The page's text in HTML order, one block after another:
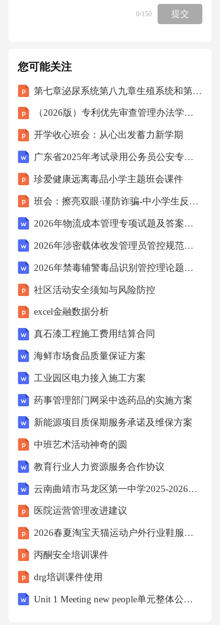
0/150 提交
您可能关注
第七章泌尿系统第八九章生殖系统和第十章腹膜与腹膜腔
（2026版）专利优先审查管理办法学习与解读
开学收心班会：从心出发蓄力新学期
广东省2025年考试录用公务员公安专业和申论强化练习题及答案
珍爱健康远离毒品小学主题班会课件
班会：擦亮双眼·谨防诈骗-中小学生反诈宣传
2026年物流成本管理专项试题及答案解析
2026年涉密载体收发管理员管控规范模拟试卷答案
2026年禁毒辅警毒品识别管控理论题库完整答案
社区活动安全须知与风险防控
excel金融数据分析
真石漆工程施工费用结算合同
海鲜市场食品质量保证方案
工业园区电力接入施工方案
药事管理部门网采中选药品的实施方案
新能源项目质保期服务承诺及维保方案
中班艺术活动神奇的圆
教育行业人力资源服务合作协议
云南曲靖市马龙区第一中学2025-2026学年高一上学期期中考试数学试卷（含答案）
医院运营管理改进建议
2026春夏淘宝天猫运动户外行业鞋服趋势白皮书
丙酮安全培训课件
drg培训课件使用
Unit 1 Meeting new people单元整体公开课一等奖创新教学设计（共六课时）